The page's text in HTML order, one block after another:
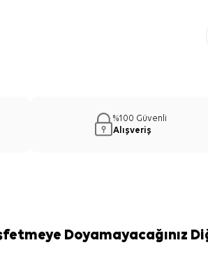
%100 Güvenli
Alışveriş
Doyamayacağınız